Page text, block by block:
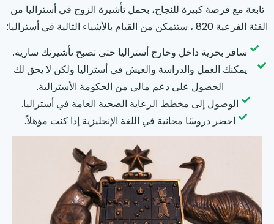
تابعة مع فرصة كبيرة للنجاح، بحمل تأشيرة الزوج في أستراليا من
الفئة الفرعية 820 ، ستتمكن من القيام بالأشياء التالية في أستراليا:
سافر بحرية داخل وخارج أستراليا حتى تصبح تأشيرتك سارية.
يمكنك العمل والدراسة والعيش في أستراليا ولكن لا يحق لك
الحصول على دعم مالي من الحكومة الأسترالية.
الوصول إلى مخطط الرعاية الصحية العامة في أستراليا.
احضر دروسًا مجانية في اللغة الإنجليزية إذا كنت مؤهلاً.